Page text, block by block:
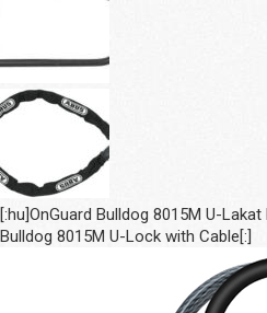
[:hu]OnGuard Bulldog 8015M U-
Bulldog 8015M U-Lock with Cable[:]